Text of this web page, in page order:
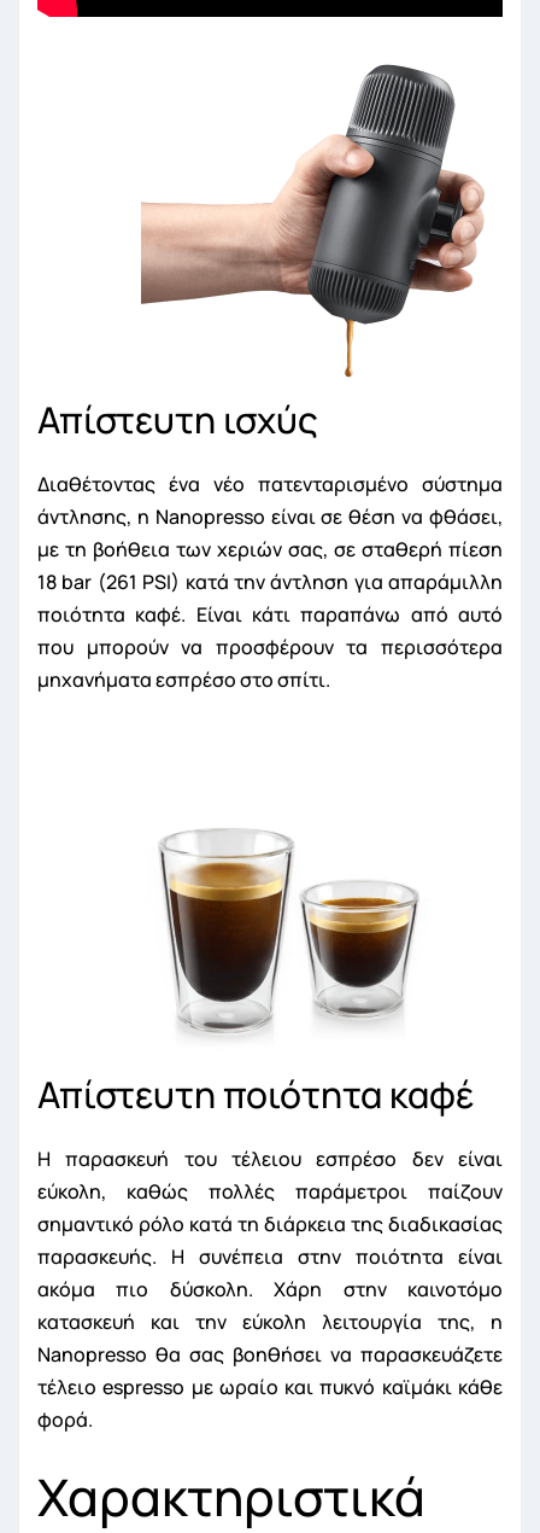
Απίστευτη ισχύς
Διαθέτοντας ένα νέο πατενταρισμένο σύστημα
άντλησης, η Nanopresso είναι σε θέση να φθάσει,
με τη βοήθεια των χεριών σας, σε σταθερή πίεση
18 bar (261 PSI) κατά την άντληση για απαράμιλλη
ποιότητα καφέ. Είναι κάτι παραπάνω από αυτό
που μπορούν να προσφέρουν τα περισσότερα
μηχανήματα εσπρέσο στο σπίτι.
Απίστευτη ποιότητα καφέ
Η παρασκευή του τέλειου εσπρέσο δεν είναι
εύκολη, καθώς πολλές παράμετροι παίζουν
σημαντικό ρόλο κατά τη διάρκεια της διαδικασίας
παρασκευής. Η συνέπεια στην ποιότητα είναι
ακόμα πιο δύσκολη. Χάρη στην καινοτόμο
κατασκευή και την εύκολη λειτουργία της, η
Nanopresso θα σας βοηθήσει να παρασκευάζετε
τέλειο espresso με ωραίο και πυκνό καϊμάκι κάθε
φορά.
Χαρακτηριστικά